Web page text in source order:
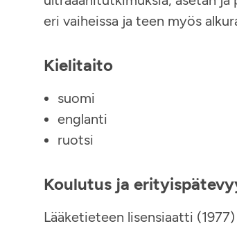
eri vaiheissa ja teen myös
Kielitaito
suomi
englanti
ruotsi
Koulutus ja
Lääketieteen lisensiaatti (1977)